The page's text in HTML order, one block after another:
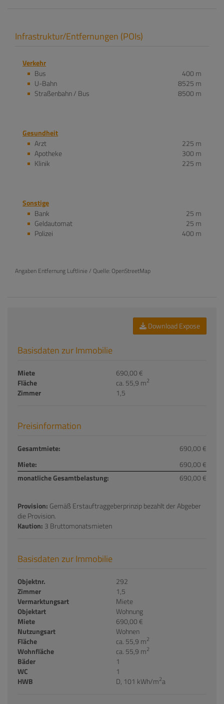
Infrastruktur/Entfernungen (POIs)
Verkehr
Bus
400 m
U-Bahn
8525 m
Straßenbahn / Bus
8500 m
Gesundheit
Arzt
225 m
Apotheke
300 m
Klinik
225 m
Sonstige
Bank
25 m
Geldautomat
25 m
Polizei
400 m
Angaben Entfernung Luftlinie / Quelle: OpenStreetMap
Download Expose
Basisdaten zur Immobilie
Miete
690,00 €
Fläche
ca. 55,9 m2
Zimmer 1,5
Preisinformation
Gesamtmiete:
690,00 €
Miete:
690,00 €
monatliche Gesamtbelastung:
690,00 €
Provision: Gemäß Erstauftraggeberprinzip bezahlt der Abgeber
die Provision.
Kaution: 3 Bruttomonatsmieten
Basisdaten zur Immobilie
Objektnr.
292
Zimmer
1,5
Vermarktungsart
Miete
Objektart
Wohnung
Miete
690,00 €
Nutzungsart
Wohnen
Fläche
ca. 55,9 m2
Wohnfläche ca. 55,9 m2
Bäder
1
WC
1
HWB
D, 101 kWh/m2a